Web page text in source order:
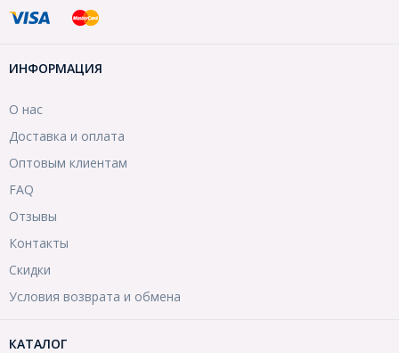
ИНФОРМАЦИЯ
О нас
Доставка и оплата
Оптовым клиентам
FAQ
Отзывы
Контакты
Скидки
Условия возврата и обмена
КАТАЛОГ